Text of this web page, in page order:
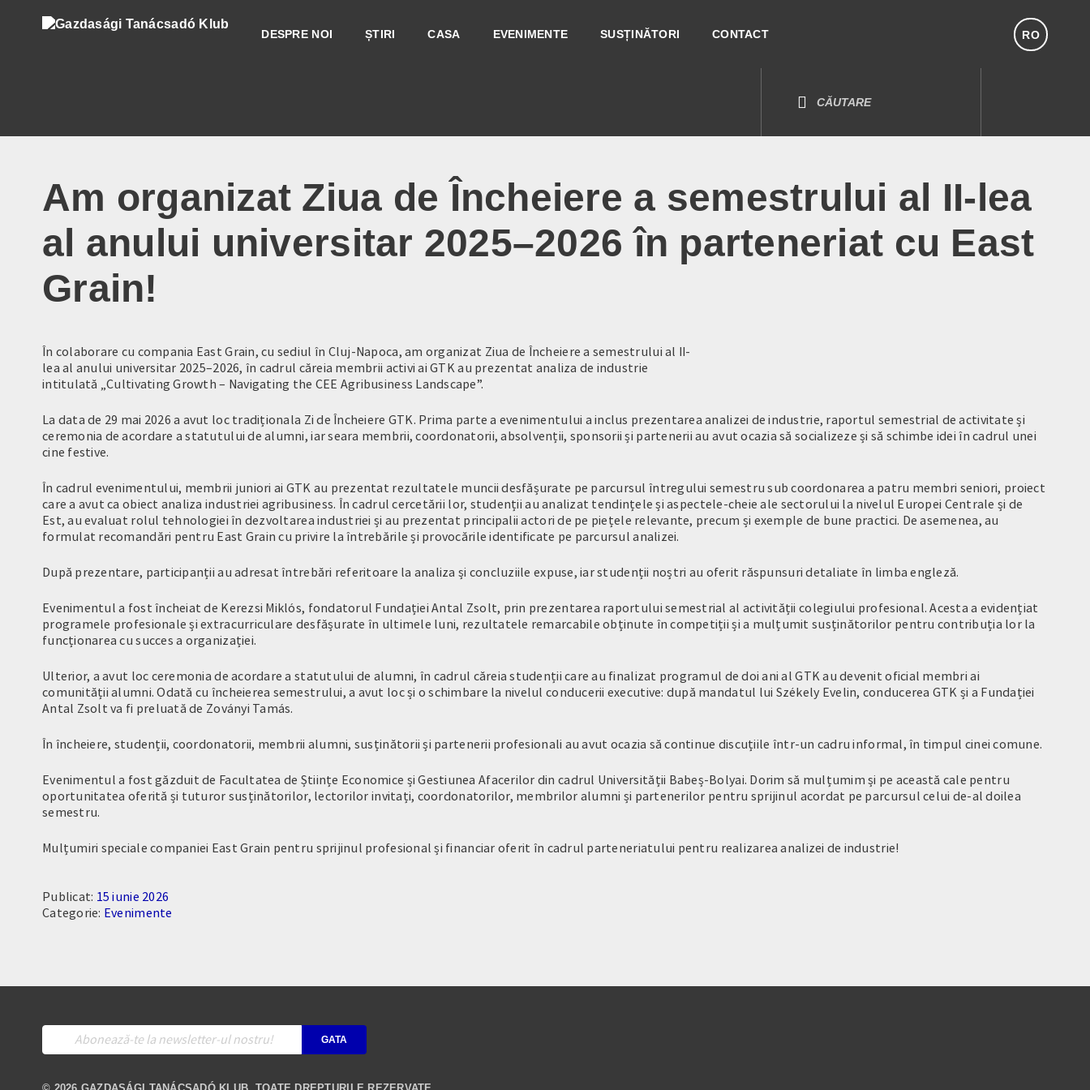
DESPRE NOI ȘTIRI CASA EVENIMENTE SUSȚINĂTORI CONTACT RO
Am organizat Ziua de Încheiere a semestrului al II-lea
al anului universitar 2025–2026 în parteneriat cu East
Grain!
În colaborare cu compania East Grain, cu sediul în Cluj-Napoca, am organizat Ziua de Încheiere a semestrului al II-
lea al anului universitar 2025–2026, în cadrul căreia membrii activi ai GTK au prezentat analiza de industrie
intitulată „Cultivating Growth – Navigating the CEE Agribusiness Landscape”.
La data de 29 mai 2026 a avut loc tradiționala Zi de Încheiere GTK. Prima parte a evenimentului a inclus prezentarea analizei de industrie, raportul semestrial de activitate și
ceremonia de acordare a statutului de alumni, iar seara membrii, coordonatorii, absolvenții, sponsorii și partenerii au avut ocazia să socializeze și să schimbe idei în cadrul unei
cine festive.
În cadrul evenimentului, membrii juniori ai GTK au prezentat rezultatele muncii desfășurate pe parcursul întregului semestru sub coordonarea a patru membri seniori, proiect
care a avut ca obiect analiza industriei agribusiness. În cadrul cercetării lor, studenții au analizat tendințele și aspectele-cheie ale sectorului la nivelul Europei Centrale și de
Est, au evaluat rolul tehnologiei în dezvoltarea industriei și au prezentat principalii actori de pe piețele relevante, precum și exemple de bune practici. De asemenea, au
formulat recomandări pentru East Grain cu privire la întrebările și provocările identificate pe parcursul analizei.
După prezentare, participanții au adresat întrebări referitoare la analiza și concluziile expuse, iar studenții noștri au oferit răspunsuri detaliate în limba engleză.
Evenimentul a fost încheiat de Kerezsi Miklós, fondatorul Fundației Antal Zsolt, prin prezentarea raportului semestrial al activității colegiului profesional. Acesta a evidențiat
programele profesionale și extracurriculare desfășurate în ultimele luni, rezultatele remarcabile obținute în competiții și a mulțumit susținătorilor pentru contribuția lor la
funcționarea cu succes a organizației.
Ulterior, a avut loc ceremonia de acordare a statutului de alumni, în cadrul căreia studenții care au finalizat programul de doi ani al GTK au devenit oficial membri ai
comunității alumni. Odată cu încheierea semestrului, a avut loc și o schimbare la nivelul conducerii executive: după mandatul lui Székely Evelin, conducerea GTK și a Fundației
Antal Zsolt va fi preluată de Zoványi Tamás.
În încheiere, studenții, coordonatorii, membrii alumni, susținătorii și partenerii profesionali au avut ocazia să continue discuțiile într-un cadru informal, în timpul cinei comune.
Evenimentul a fost găzduit de Facultatea de Științe Economice și Gestiunea Afacerilor din cadrul Universității Babeș-Bolyai. Dorim să mulțumim și pe această cale pentru
oportunitatea oferită și tuturor susținătorilor, lectorilor invitați, coordonatorilor, membrilor alumni și partenerilor pentru sprijinul acordat pe parcursul celui de-al doilea
semestru.
Mulțumiri speciale companiei East Grain pentru sprijinul profesional și financiar oferit în cadrul parteneriatului pentru realizarea analizei de industrie!
Publicat: 15 iunie 2026
Categorie: Evenimente